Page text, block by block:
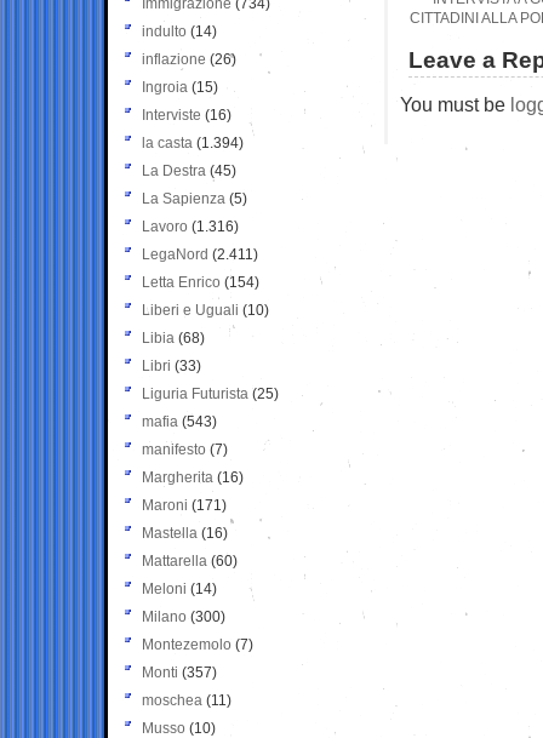
CITTADINI ALLA
Leave a
You must be
Immigrazione (734)
indulto (14)
inflazione (26)
Ingroia (15)
Interviste (16)
la casta (1.394)
La Destra (45)
La Sapienza (5)
Lavoro (1.316)
LegaNord (2.411)
Letta Enrico (154)
Liberi e Uguali (10)
Libia (68)
Libri (33)
Liguria Futurista (25)
mafia (543)
manifesto (7)
Margherita (16)
Maroni (171)
Mastella (16)
Mattarella (60)
Meloni (14)
Milano (300)
Montezemolo (7)
Monti (357)
moschea (11)
Musso (10)